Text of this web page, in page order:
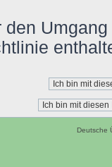
den
Deutsche